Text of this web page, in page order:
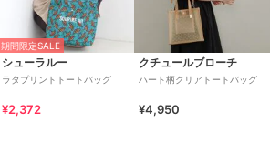
期間限定SALE
シューラルー
ラタプリントトートバッグ
¥2,372
クチュールブローチ
ハート柄クリアトートバッグ
¥4,950